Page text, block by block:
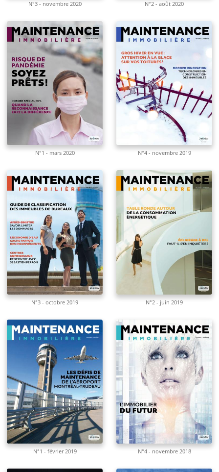
N°3 - novembre 2020 N°2 - août 2020
N°1 - mars 2020 N°4 - novembre 2019
N°3 - octobre 2019 N°2 - juin 2019
N°1 - février 2019 N°4 - novembre 2018